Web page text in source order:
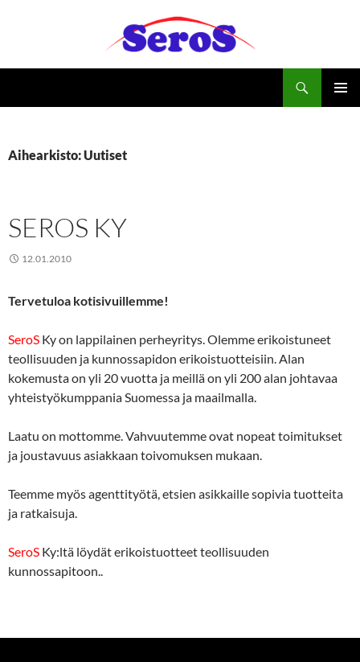
Aihearkisto: Uutiset
SEROS KY
12.01.2010
Tervetuloa kotisivuillemme!
SeroS Ky on lappilainen perheyritys. Olemme erikoistuneet
teollisuuden ja kunnossapidon erikoistuotteisiin. Alan
kokemusta on yli 20 vuotta ja meillä on yli 200 alan johtavaa
yhteistyökumppania Suomessa ja maailmalla.
Laatu on mottomme. Vahvuutemme ovat nopeat toimitukset
ja joustavuus asiakkaan toivomuksen mukaan.
Teemme myös agenttityötä, etsien asikkaille sopivia tuotteita
ja ratkaisuja.
SeroS Ky:ltä löydät erikoistuotteet teollisuuden
kunnossapitoon..